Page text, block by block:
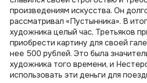
произведениям искусства. Он
рассматривал «Пустынника». В
художника целый час, Третьяков
приобрести картину для своей
нее 500 рублей. Это была
художника того времени, и
использовать эти деньги для